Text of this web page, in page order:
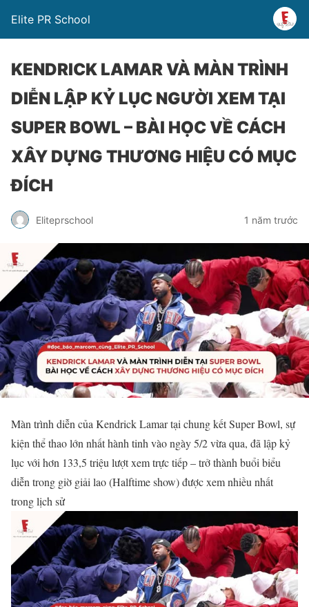
Elite PR School
KENDRICK LAMAR VÀ MÀN TRÌNH
DIỄN LẬP KỶ LỤC NGƯỜI XEM TẠI
SUPER BOWL – BÀI HỌC VỀ CÁCH
XÂY DỰNG THƯƠNG HIỆU CÓ MỤC
ĐÍCH
Eliteprschool 1 năm trước
Màn trình diễn của Kendrick Lamar tại chung kết Super Bowl, sự
kiện thể thao lớn nhất hành tinh vào ngày 5/2 vừa qua, đã lập kỷ
lục với hơn 133,5 triệu lượt xem trực tiếp – trở thành buổi biểu
diễn trong giờ giải lao (Halftime show) được xem nhiều nhất
trong lịch sử